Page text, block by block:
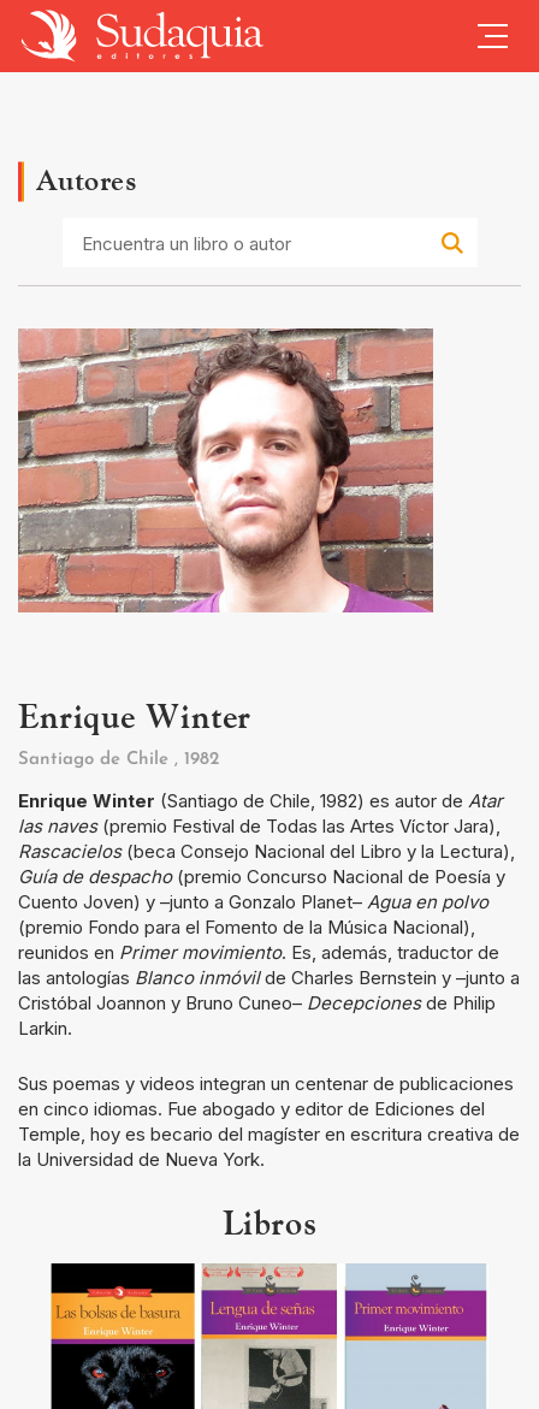
Autores
libro
autor
Enrique Winter
Santiago de Chile , 1982
Enrique Winter (Santiago de Chile, 1982) es autor de Atar
las naves(premio Festival de Todas las Artes Víctor Jara),
Rascacielos(beca Consejo Nacional del Libro y la Lectura),
Guía de despacho(premio Concurso Nacional de Poesía y
Cuento Joven) y –junto a Gonzalo Planet– Agua en polvo
(premio Fondo para el Fomento de la Música Nacional),
reunidos en Primer movimiento. Es, además, traductor de
las antologías Blanco inmóvilde Charles Bernstein y –junto a
Cristóbal Joannon y Bruno Cuneo– Decepcionesde Philip
Larkin.
Sus poemas y videos integran un centenar de publicaciones
en cinco idiomas. Fue abogado y editor de Ediciones del
Temple, hoy es becario del magíster en escritura creativa de
la Universidad de Nueva York.
Libros